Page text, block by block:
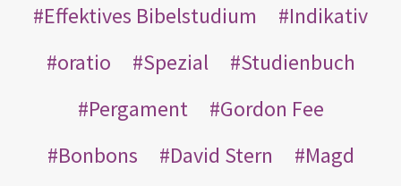
Effektives Bibelstudium
Indikativ
oratio
Spezial
Studienbuch
Pergament
Gordon Fee
Bonbons
David Stern
Magd